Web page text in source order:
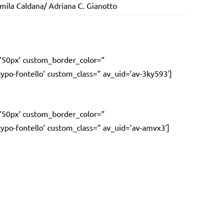
Caldana/ Adriana C. Gianotto
custom_border_color=”
fontello’ custom_class=” av_uid=’av-3ky593′]
custom_border_color=”
fontello’ custom_class=” av_uid=’av-amvx3′]